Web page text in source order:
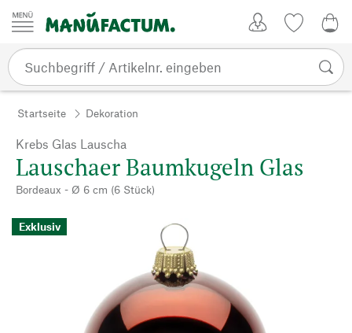
Zum Inhalt springen
Startseite Dekoration
Krebs Glas Lauscha
Lauschaer Baumkugeln Glas
Bordeaux - Ø 6 cm (6 Stück)
Exklusiv